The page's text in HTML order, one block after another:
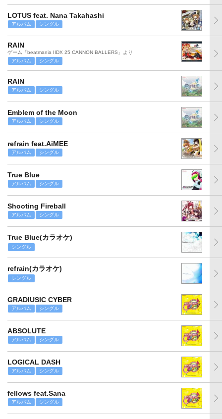
LOTUS feat. Nana Takahashi
アルバム シングル
RAIN
ゲーム「beatmania IIDX 25 CANNON BALLERS」より
アルバム
シングル
RAIN
アルバム シングル
Emblem of the Moon
アルバム シングル
refrain feat.AiMEE
アルバム シングル
True Blue
アルバム シングル
Shooting Fireball
アルバム シングル
True Blue(カラオケ)
シングル
refrain(カラオケ)
シングル
GRADIUSIC CYBER
アルバム シングル
ABSOLUTE
アルバム シングル
LOGICAL DASH
アルバム シングル
fellows feat.Sana
アルバム シングル